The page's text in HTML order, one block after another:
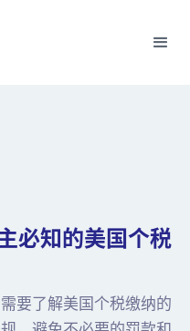
必知的美国个税
要了解美国个税缴纳的